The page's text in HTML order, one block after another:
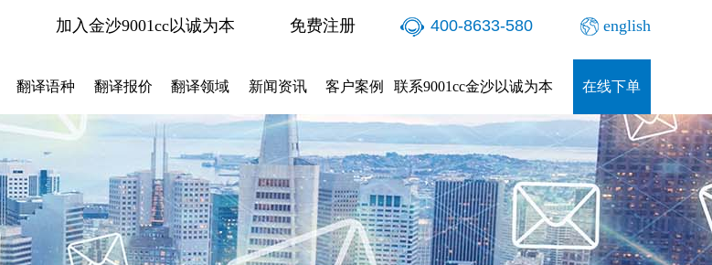
加入金沙9001cc以诚为本 免费注册 400-8633-580 english
翻译语种 翻译报价 翻译领域 新闻资讯 客户案例 联系9001cc金沙以诚为本 在线下单